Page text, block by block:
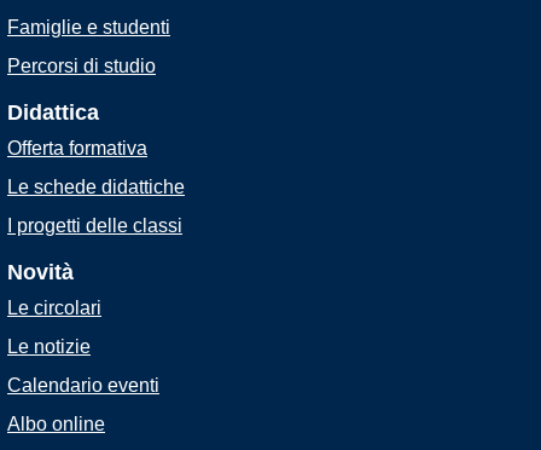
Famiglie e studenti
Percorsi di studio
Didattica
Offerta formativa
Le schede didattiche
I progetti delle classi
Novità
Le circolari
Le notizie
Calendario eventi
Albo online